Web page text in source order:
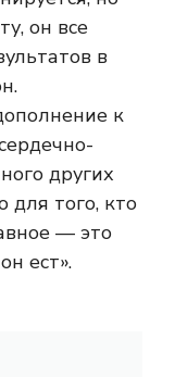
он все
в
к
других
того, кто
— это
ест».